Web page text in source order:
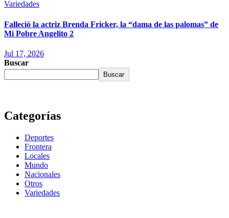
Variedades
Falleció la actriz Brenda Fricker, la “dama de las palomas” de
Mi Pobre Angelito 2
Jul 17, 2026
Buscar
Buscar
Categorías
Deportes
Frontera
Locales
Mundo
Nacionales
Otros
Variedades